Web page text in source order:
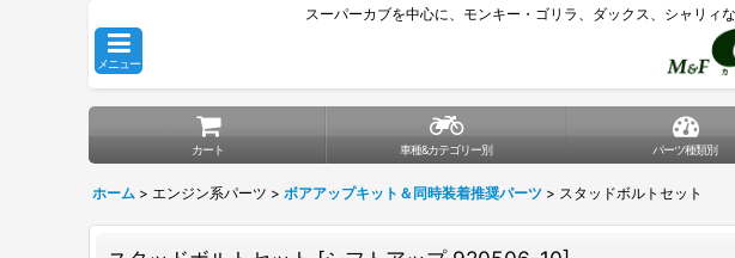
スーパーカブを中心に、モンキー・ゴリラ、ダックス、シャリィ
メニュー
カート 車種&カテゴリー別 パーツ種類別
ホーム > エンジン系パーツ > ボアアップキット＆同時装着推奨パーツ > スタッドボルトセット